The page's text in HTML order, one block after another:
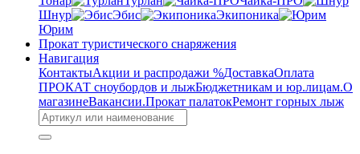
Шнур
Эбис
Экипоника
Юрим
Прокат туристического снаряжения
Навигация
КонтактыАкции и распродажи %ДоставкаОплата
ПРОКАТ сноубордов и лыжБюджетникам и юр.лицам.О
магазинеВакансии.Прокат палатокРемонт горных лыж